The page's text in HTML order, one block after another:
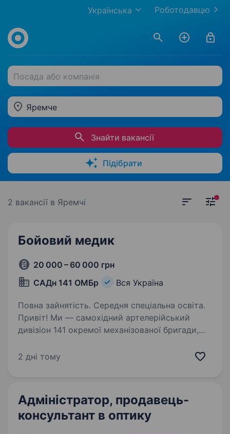
Роботодавцю
Українська
Посада або компанія
Яремче
Знайти вакансії
Підібрати
2 вакансії в Яремчі
Бойовий медик
20 000 – 60 000 грн
САДн 141 ОМБр
Вся Україна
Повна зайнятість. Середня спеціальна освіта.
Привіт! Ми — самохідний артелерійський
дивізіон 141 окремої механізованої бригади,
бореться за мир і безпеку України. Наше
2 дні тому
Адміністратор, продавець-
консультант в оптику